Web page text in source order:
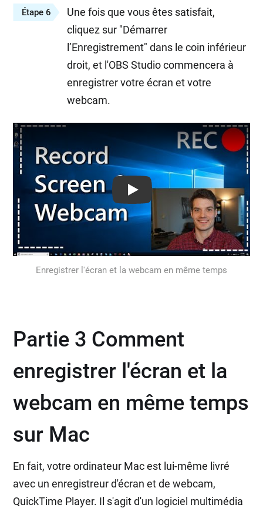
Étape 6
Une fois que vous êtes satisfait,
cliquez sur "Démarrer
l’Enregistrement" dans le coin inférieur
droit, et l'OBS Studio commencera à
enregistrer votre écran et votre
webcam.
Play: Keynote (Google I/O '18)
Enregistrer l'écran et la webcam en même temps
Partie 3 Comment
enregistrer l'écran et la
webcam en même temps
sur Mac
En fait, votre ordinateur Mac est lui-même livré
avec un enregistreur d'écran et de webcam,
QuickTime Player. Il s'agit d'un logiciel multimédia